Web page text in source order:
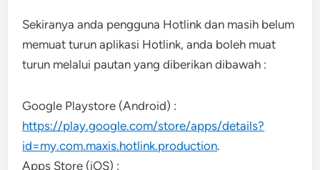
Sekiranya anda pengguna Hotlink dan masih belum
memuat turun aplikasi Hotlink, anda boleh muat
turun melalui pautan yang diberikan dibawah :
Google Playstore (Android) :
https://play.google.com/store/apps/details?
id=my.com.maxis.hotlink.production.
Apps Store (iOS) :